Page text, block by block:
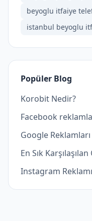
beyoglu itfaiye
istanbul beyoglu
Popüler Blog
Korobit Nedir?
Facebook
Google Reklamları
En Sık
Instagram